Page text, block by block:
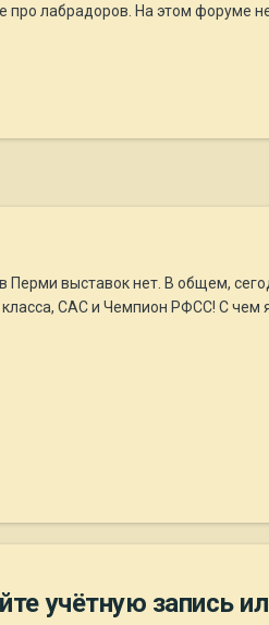
лабрадоров. На этом форуме
Перми выставок нет. В общем,
САС и Чемпион РФСС! С
учётную запись